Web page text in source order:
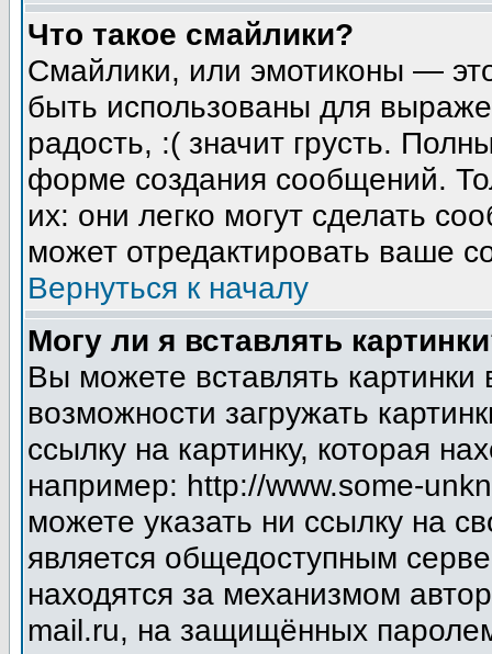
Что такое смайлики?
Смайлики, или эмотиконы —
быть использованы для
радость, :( значит грусть.
форме создания сообщений.
их: они легко могут сделать
может отредактировать ваше
Вернуться к началу
Могу ли я вставлять
Вы можете вставлять
возможности загружать
ссылку на картинку, которая
например: http://www.some-
можете указать ни ссылку на
является общедоступным
находятся за механизмом
mail.ru, на защищённых